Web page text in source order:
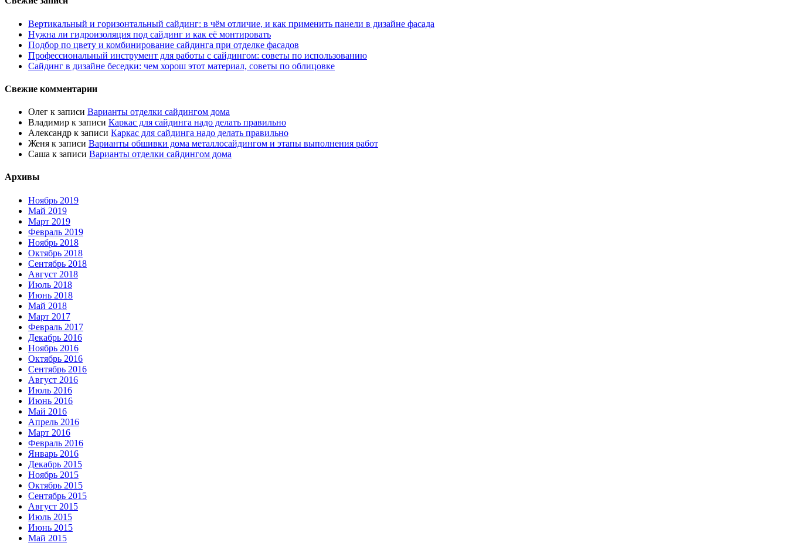
Вертикальный и горизонтальный сайдинг: в чём отличие, и как применить панели в дизайне фасада
Нужна ли гидроизоляция под сайдинг и как её монтировать
Подбор по цвету и комбинирование сайдинга при отделке фасадов
Профессиональный инструмент для работы с сайдингом: советы по использованию
Сайдинг в дизайне беседки: чем хорош этот материал, советы по облицовке
Свежие комментарии
Олег к записи Варианты отделки сайдингом дома
Владимир к записи Каркас для сайдинга надо делать правильно
Александр к записи Каркас для сайдинга надо делать правильно
Женя к записи Варианты обшивки дома металлосайдингом и этапы выполнения работ
Саша к записи Варианты отделки сайдингом дома
Архивы
Ноябрь 2019
Май 2019
Март 2019
Февраль 2019
Ноябрь 2018
Октябрь 2018
Сентябрь 2018
Август 2018
Июль 2018
Июнь 2018
Май 2018
Март 2017
Февраль 2017
Декабрь 2016
Ноябрь 2016
Октябрь 2016
Сентябрь 2016
Август 2016
Июль 2016
Июнь 2016
Май 2016
Апрель 2016
Март 2016
Февраль 2016
Январь 2016
Декабрь 2015
Ноябрь 2015
Октябрь 2015
Сентябрь 2015
Август 2015
Июль 2015
Июнь 2015
Май 2015